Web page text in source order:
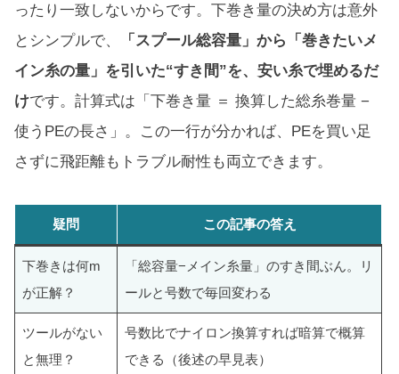
ったり一致しないからです。下巻き量の決め方は意外
とシンプルで、
「スプール総容量」から「巻きたいメ
イン糸の量」を引いた“すき間”を、安い糸で埋めるだ
けです。計算式は「下巻き量 ＝ 換算した総糸巻量 −
使うPEの長さ」。この一行が分かれば、PEを買い足
さずに飛距離もトラブル耐性も両立できます。
疑問 この記事の答え
下巻きは何m
が正解？
「総容量−メイン糸量」のすき間ぶん。リ
ールと号数で毎回変わる
ツールがない
と無理？
号数比でナイロン換算すれば暗算で概算
できる（後述の早見表）